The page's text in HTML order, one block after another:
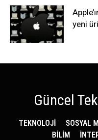
yeni
Güncel
TEKNOLOJİ SOSYAL
BİLİM